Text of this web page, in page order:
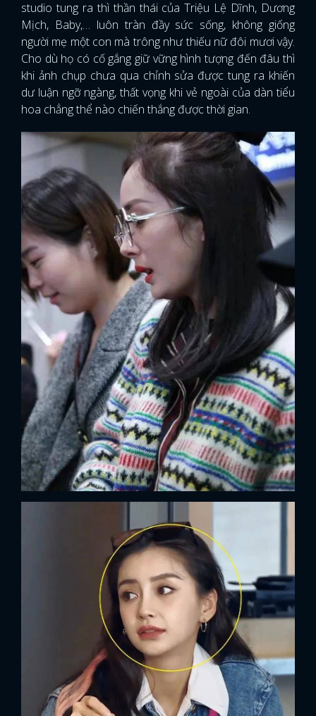
x
ĐĂNG NHẬP
studio tung ra thì thần thái của Triệu Lệ Dĩnh, Dương
Mịch, Baby,… luôn tràn đầy sức sống, không giống
người mẹ một con mà trông như thiếu nữ đôi mươi vậy.
Cho dù họ có cố gắng giữ vững hình tượng đến đâu thì
khi ảnh chụp chưa qua chỉnh sửa được tung ra khiến
dư luận ngỡ ngàng, thất vọng khi vẻ ngoài của dàn tiểu
hoa chẳng thể nào chiến thắng được thời gian.